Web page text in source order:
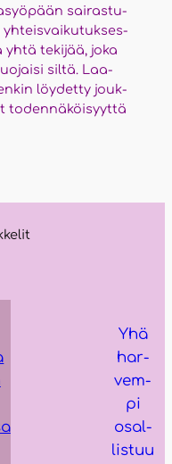
sai­ras­tu­
yhteis­vai­ku­tuk­ses­
teki­jää, joka
sil­tä. Laa­
löy­det­ty jouk­
toden­nä­köi­syyt­tä
Yhä
har­
vem­
pi
osal­
lis­tuu